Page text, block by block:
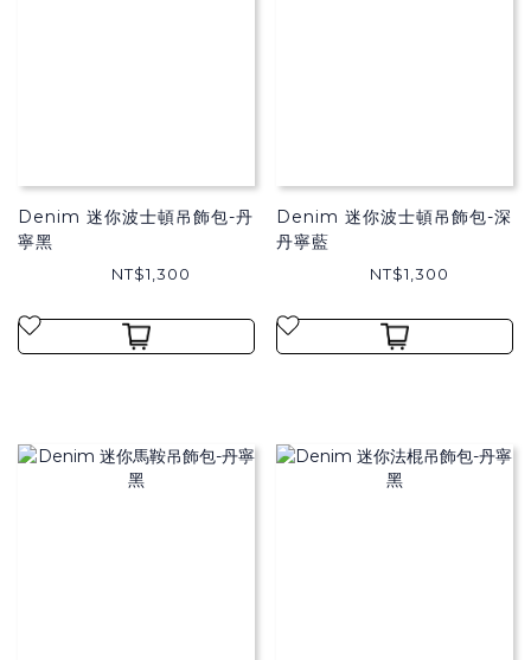
Denim 迷你波士頓吊飾包-丹
寧黑
NT$1,300
Denim 迷你波士頓吊飾包-深
丹寧藍
NT$1,300